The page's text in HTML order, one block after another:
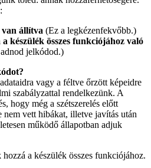
állítva (Ez a legkézenfekvőbb.)
készülék összes funkciójához való
jelkódod.)
vagy a féltve őrzött képeidre
szabályzattal rendelkezünk. A
hogy még a szétszerelés előtt
nem vett hibákat, illetve javítás után
működő állapotban adjuk
a készülék összes funkciójához.